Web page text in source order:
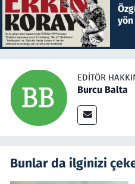
EDITÖR
Burcu Balta
Bunlar da ilginizi